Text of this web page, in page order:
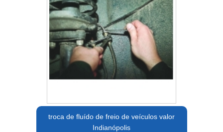
troca de fluído de freio de veículos valor
Indianópolis